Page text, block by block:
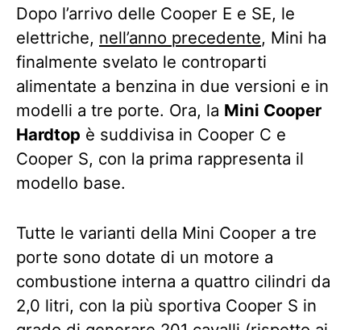
Dopo l’arrivo delle Cooper E e SE, le
elettriche, nell’anno precedente, Mini ha
finalmente svelato le controparti
alimentate a benzina in due versioni e in
modelli a tre porte. Ora, la Mini Cooper
Hardtop è suddivisa in Cooper C e
Cooper S, con la prima rappresenta il
modello base.
Tutte le varianti della Mini Cooper a tre
porte sono dotate di un motore a
combustione interna a quattro cilindri da
2,0 litri, con la più sportiva Cooper S in